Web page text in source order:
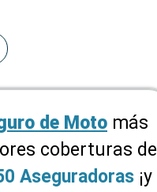
de Moto más
coberturas de
Aseguradoras¡y